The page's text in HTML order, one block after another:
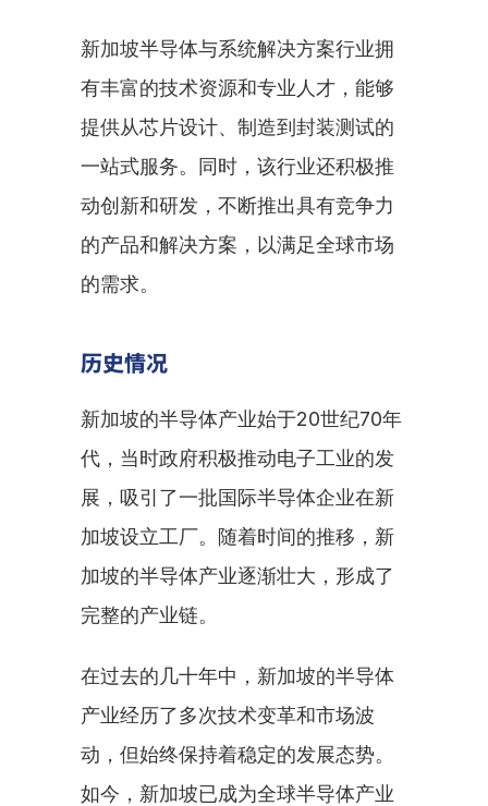
新加坡半导体与系统解决方案行业拥
有丰富的技术资源和专业人才，能够
提供从芯片设计、制造到封装测试的
一站式服务。同时，该行业还积极推
动创新和研发，不断推出具有竞争力
的产品和解决方案，以满足全球市场
的需求。
历史情况
新加坡的半导体产业始于20世纪70年
代，当时政府积极推动电子工业的发
展，吸引了一批国际半导体企业在新
加坡设立工厂。随着时间的推移，新
加坡的半导体产业逐渐壮大，形成了
完整的产业链。
在过去的几十年中，新加坡的半导体
产业经历了多次技术变革和市场波
动，但始终保持着稳定的发展态势。
如今，新加坡已成为全球半导体产业